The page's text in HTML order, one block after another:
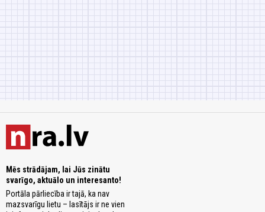
Mēs strādājam, lai Jūs zinātu
svarīgo, aktuālo un interesanto!
Portāla pārliecība ir tajā, ka nav
mazsvarīgu lietu – lasītājs ir ne vien